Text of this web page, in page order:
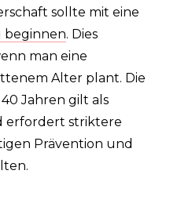
sollte mit eine
beginnen. Dies
man eine
Alter plant. Die
Jahren gilt als
erfordert striktere
Prävention und